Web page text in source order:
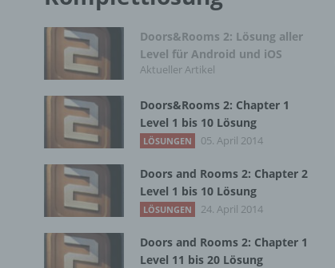
Doors&Rooms 2: Lösung aller
Level für Android und iOS
Aktueller Artikel
Doors&Rooms 2: Chapter 1
Level 1 bis 10 Lösung
LÖSUNGEN 05. April 2014
Doors and Rooms 2: Chapter 2
Level 1 bis 10 Lösung
LÖSUNGEN 24. April 2014
Doors and Rooms 2: Chapter 1
Level 11 bis 20 Lösung